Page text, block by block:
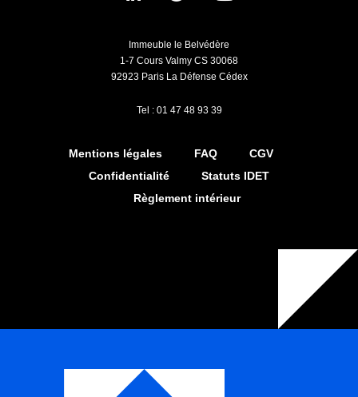
Immeuble le Belvédère
1-7 Cours Valmy CS 30068
92923 Paris La Défense Cédex
Tel : 01 47 48 93 39
Mentions légales FAQ
CGV
Confidentialité
Statuts IDET
Règlement intérieur